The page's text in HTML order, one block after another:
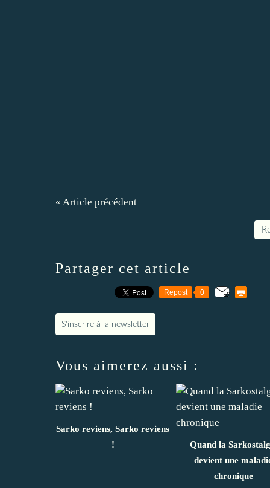
« Article précédent
Partager cet article
Repost 0
S'inscrire à la newsletter
Vous aimerez aussi :
Sarko reviens, Sarko reviens
!
Quand la
devient une
chronique